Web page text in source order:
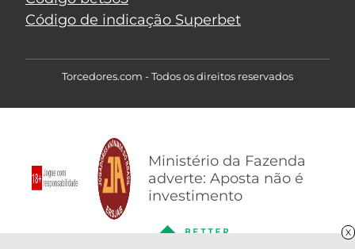
X
Código de indicação Superbet
Torcedores.com - Todos os direitos reservados
Ministério da Fazenda
adverte: Aposta não é
investimento